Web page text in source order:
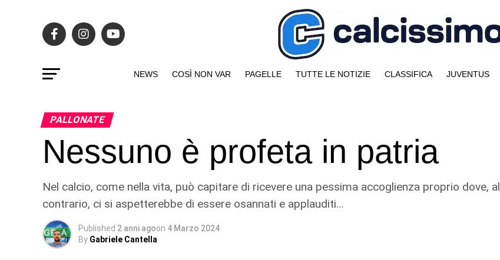
NEWS COSÌ NON VAR PAGELLE TUTTE LE NOTIZIE CLASSIFICA JUVENTUS
PALLONATE
Nessuno è profeta in patria
Nel calcio, come nella vita, può capitare di ricevere una pessima accoglienza proprio dove, al
contrario, ci si aspetterebbe di essere osannati e applauditi…
Published 2 anni agoon 4 Marzo 2024
By Gabriele Cantella